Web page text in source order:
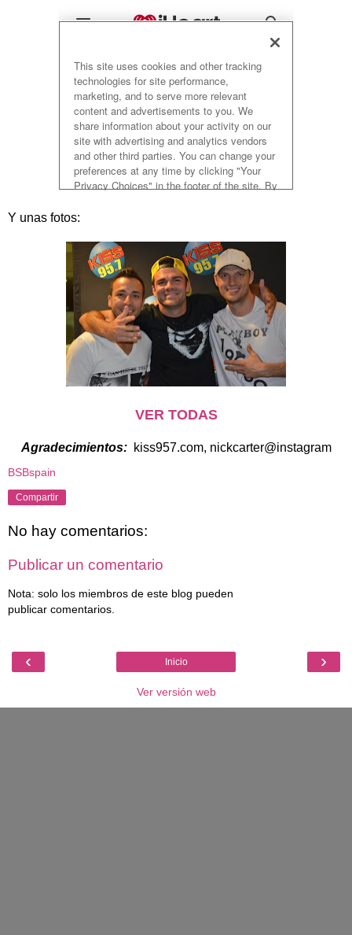
Y unas fotos:
VER TODAS
Agradecimientos:kiss957.com, nickcarter@instagram
BSBspain
Compartir
No hay comentarios:
Publicar un comentario
Nota: solo los miembros de este blog pueden
publicar comentarios.
‹ ›
Inicio
Ver versión web